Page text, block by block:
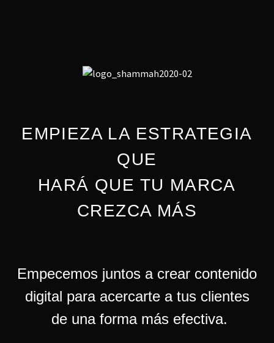
EMPIEZA LA ESTRATEGIA
QUE
HARÁ QUE TU MARCA
CREZCA MÁS
Empecemos juntos a crear contenido
digital para acercarte a tus clientes
de una forma más efectiva.